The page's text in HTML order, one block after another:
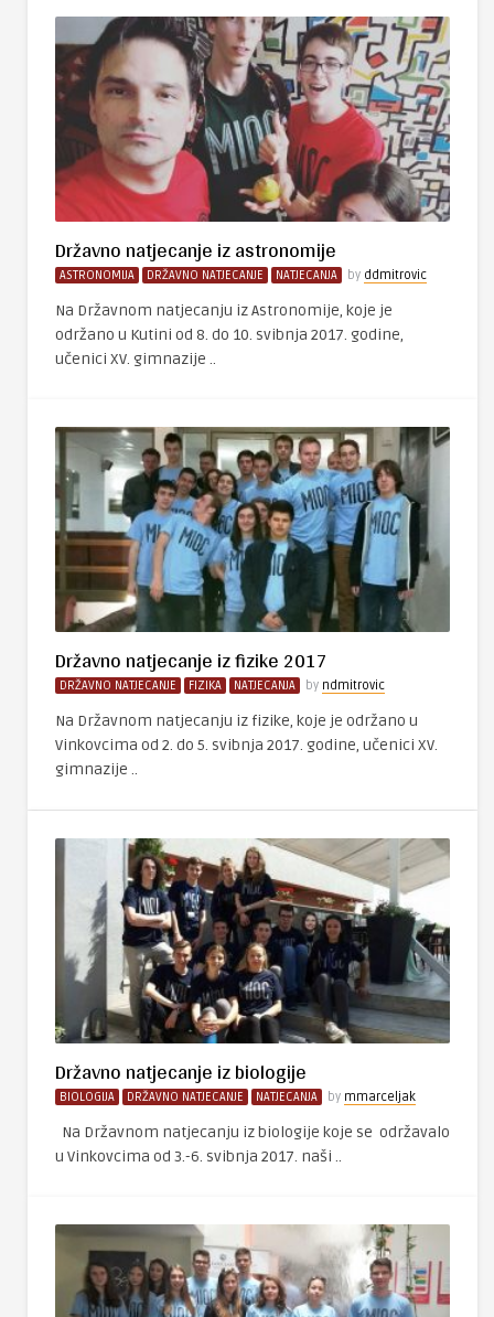
Državno natjecanje iz astronomije
ASTRONOMIJA DRŽAVNO NATJECANJE NATJECANJA by ddmitrovic
Na Državnom natjecanju iz Astronomije, koje je
održano u Kutini od 8. do 10. svibnja 2017. godine,
učenici XV. gimnazije ..
Državno natjecanje iz fizike 2017
DRŽAVNO NATJECANJE FIZIKA NATJECANJA by ndmitrovic
Na Državnom natjecanju iz fizike, koje je održano u
Vinkovcima od 2. do 5. svibnja 2017. godine, učenici XV.
gimnazije ..
Državno natjecanje iz biologije
BIOLOGIJA DRŽAVNO NATJECANJE NATJECANJA by mmarceljak
Na Državnom natjecanju iz biologije koje se održavalo
u Vinkovcima od 3.-6. svibnja 2017. naši ..